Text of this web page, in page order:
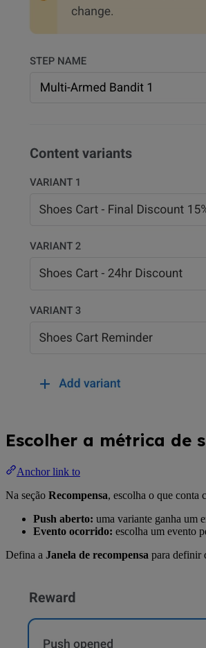
Escolher a métrica de
Anchor link to
Na seção Recompensa, escolha o que conta
Push aberto: uma variante ganha um
Evento ocorrido: escolha um evento
Defina a Janela de recompensa para definir